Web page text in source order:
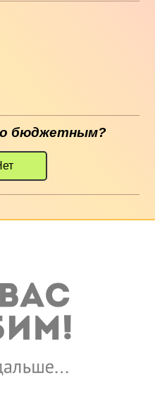
бюджетным?